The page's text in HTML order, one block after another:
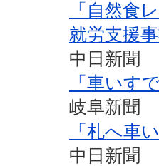
「自然
就労支援
中日新聞
「車いす
岐阜新聞
「札へ車
中日新聞